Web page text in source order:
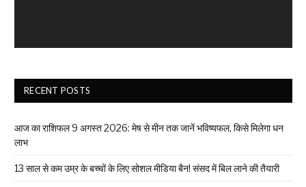
RECENT POSTS
आज का राशिफल 9 अगस्त 2026: मेष से मीन तक जानें भविष्यफल, किसे मिलेगा धन
लाभ
13 साल से कम उम्र के बच्चों के लिए सोशल मीडिया बैन! संसद में बिल लाने की तैयारी